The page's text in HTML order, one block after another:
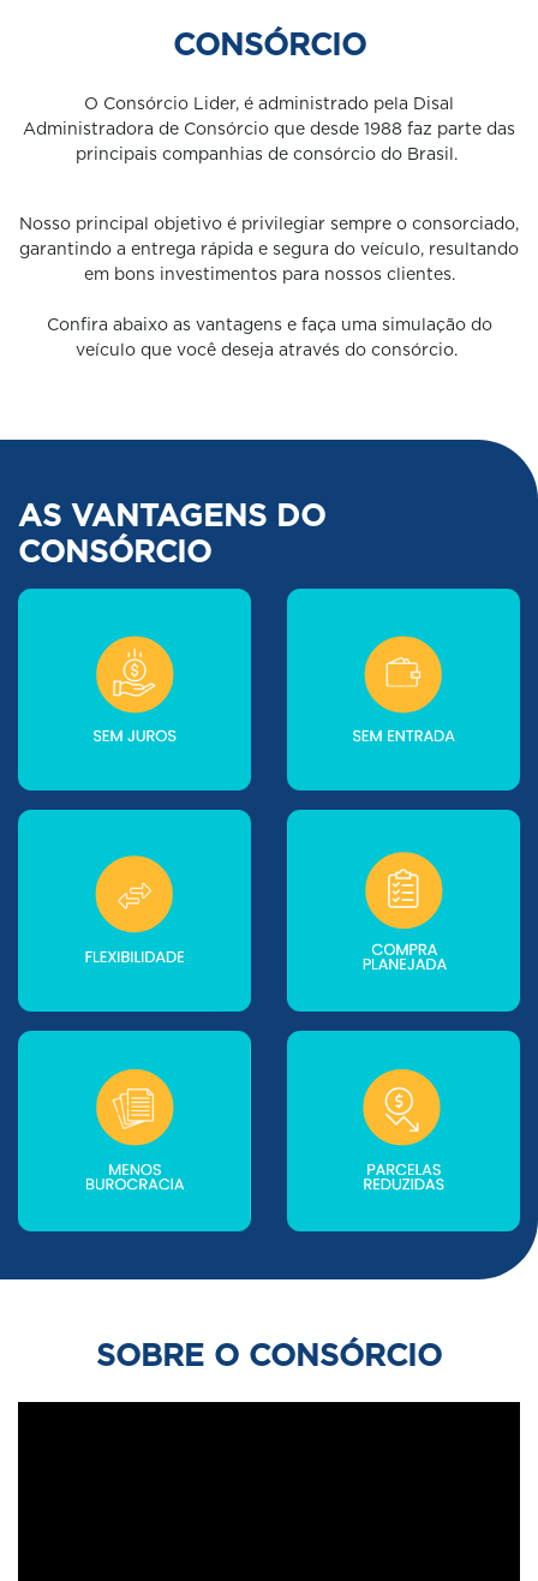
CONSÓRCIO
O Consórcio Lider, é administrado pela Disal
Administradora de Consórcio que desde 1988 faz parte das
principais companhias de consórcio do Brasil.
Nosso principal objetivo é privilegiar sempre o consorciado,
garantindo a entrega rápida e segura do veículo, resultando
em bons investimentos para nossos clientes.
Confira abaixo as vantagens e faça uma simulação do
veículo que você deseja através do consórcio.
AS VANTAGENS DO
CONSÓRCIO
SOBRE O CONSÓRCIO